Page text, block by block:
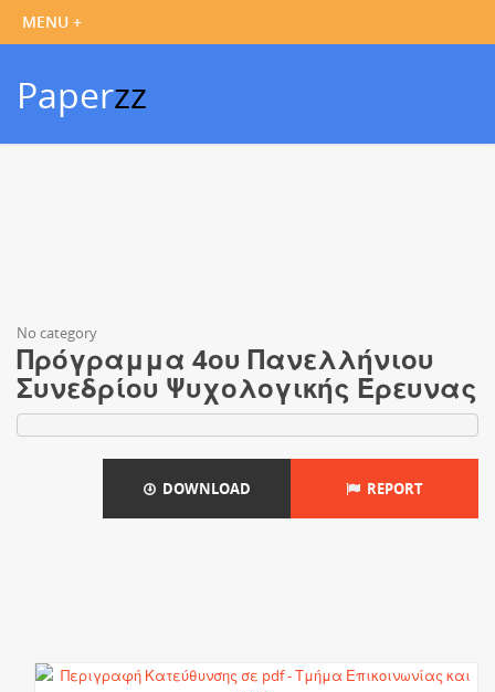
Paperzz
No category
Πρόγραμμα 4ου Πανελλήνιου
Συνεδρίου Ψυχολογικής Έρευνας
DOWNLOAD REPORT